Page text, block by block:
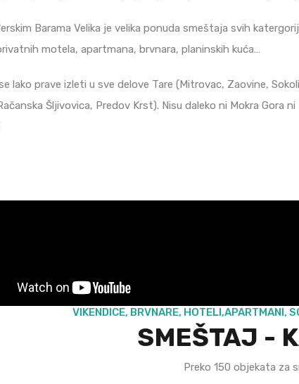
Barama Velika je velika ponuda smeštaja svih
motela, apartmana, brvnara, planinskih kuća…
lako prave izleti u sve delove Tare (Mitrovac, Zaovine,
Šljivovica, Predov Krst). Nisu daleko ni Mokra Gora ni
VIKENDICE, BRVNARE, HOTELI,APARTMANI,
SMEŠTAJ -
Preko 150 objekata za